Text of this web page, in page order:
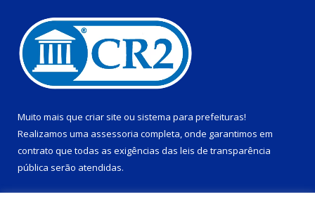
Muito mais que criar site ou sistema para prefeituras!
Realizamos uma assessoria completa, onde garantimos em
contrato que todas as exigências das leis de transparência
pública serão atendidas.